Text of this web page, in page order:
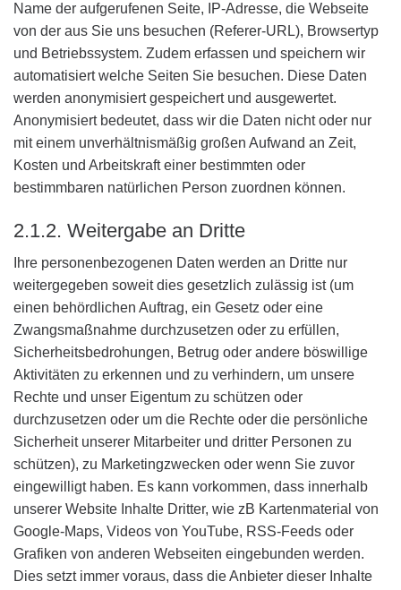
Name der aufgerufenen Seite, IP-Adresse, die Webseite
von der aus Sie uns besuchen (Referer-URL), Browsertyp
und Betriebssystem. Zudem erfassen und speichern wir
automatisiert welche Seiten Sie besuchen. Diese Daten
werden anonymisiert gespeichert und ausgewertet.
Anonymisiert bedeutet, dass wir die Daten nicht oder nur
mit einem unverhältnismäßig großen Aufwand an Zeit,
Kosten und Arbeitskraft einer bestimmten oder
bestimmbaren natürlichen Person zuordnen können.
2.1.2. Weitergabe an Dritte
Ihre personenbezogenen Daten werden an Dritte nur
weitergegeben soweit dies gesetzlich zulässig ist (um
einen behördlichen Auftrag, ein Gesetz oder eine
Zwangsmaßnahme durchzusetzen oder zu erfüllen,
Sicherheitsbedrohungen, Betrug oder andere böswillige
Aktivitäten zu erkennen und zu verhindern, um unsere
Rechte und unser Eigentum zu schützen oder
durchzusetzen oder um die Rechte oder die persönliche
Sicherheit unserer Mitarbeiter und dritter Personen zu
schützen), zu Marketingzwecken oder wenn Sie zuvor
eingewilligt haben. Es kann vorkommen, dass innerhalb
unserer Website Inhalte Dritter, wie zB Kartenmaterial von
Google-Maps, Videos von YouTube, RSS-Feeds oder
Grafiken von anderen Webseiten eingebunden werden.
Dies setzt immer voraus, dass die Anbieter dieser Inhalte